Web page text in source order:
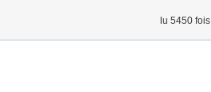
lu 5450 fois